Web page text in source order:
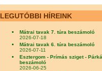
LEGUTÓBBI HÍREINK
Mátrai tavak 7. túra beszámoló
2026-07-18
Mátrai tavak 6. túra beszámoló
2026-07-11
Esztergom - Prímás sziget -
beszámoló
2026-06-25